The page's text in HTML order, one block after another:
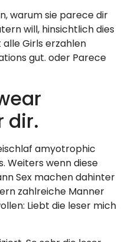
warum sie parece dir
will, hinsichtlich dies
Girls erzahlen
gut. oder Parece
dir.
amyotrophic
Weiters wenn diese
Sex machen dahinter
zahlreiche Manner
Liebt die leser mich